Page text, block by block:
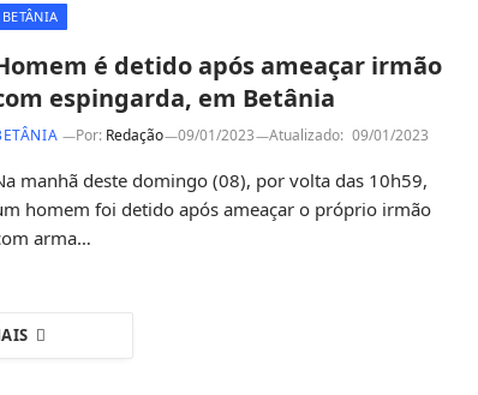
BETÂNIA
é detido após ameaçar irmão
espingarda, em Betânia
Por: Redação 09/01/2023 Atualizado: 09/01/2023
manhã deste domingo (08), por volta das 10h59,
homem foi detido após ameaçar o próprio irmão
arma…